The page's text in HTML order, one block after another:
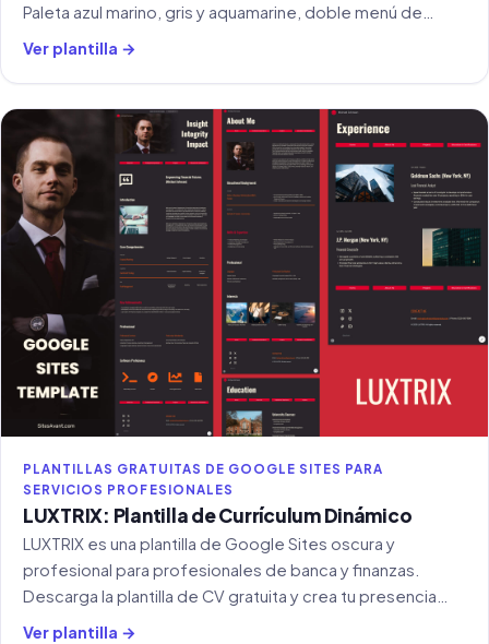
Paleta azul marino, gris y aquamarine, doble menú de
navegación y secciones para RRHH, herramientas y
comunicación interna.
Ver plantilla →
PLANTILLAS GRATUITAS DE GOOGLE SITES PARA
SERVICIOS PROFESIONALES
LUXTRIX: Plantilla de Currículum Dinámico
LUXTRIX es una plantilla de Google Sites oscura y
profesional para profesionales de banca y finanzas.
Descarga la plantilla de CV gratuita y crea tu presencia
online.
Ver plantilla →